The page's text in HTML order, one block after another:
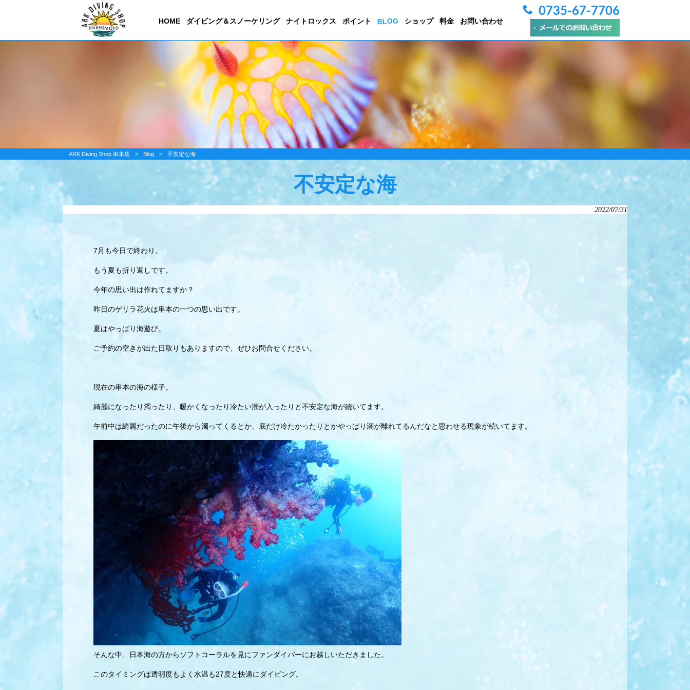
HOME ダイビング＆スノーケリング ナイトロックス ポイント BLOG ショップ 料金 お問い合わせ
0735-67-7706
ARK Diving Shop 串本店 > Blog > 不安定な海
不安定な海
2022/07/31
7月も今日で終わり。
もう夏も折り返しです。
今年の思い出は作れてますか？
昨日のゲリラ花火は串本の一つの思い出です。
夏はやっぱり海遊び。
ご予約の空きが出た日取りもありますので、ぜひお問合せください。
現在の串本の海の様子。
綺麗になったり濁ったり、暖かくなったり冷たい潮が入ったりと不安定な海が続いてます。
午前中は綺麗だったのに午後から濁ってくるとか、底だけ冷たかったりとかやっぱり潮が離れてるんだなと思わせる現象が続いてます。
そんな中、日本海の方からソフトコーラルを見にファンダイバーにお越しいただきました。
このタイミングは透明度もよく水温も27度と快適にダイビング。